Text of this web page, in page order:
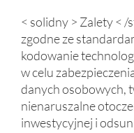
< solidny > Zalety <
zgodne ze
kodowanie
w celu
danych osobowych,
nienaruszalne
inwestycyjnej i